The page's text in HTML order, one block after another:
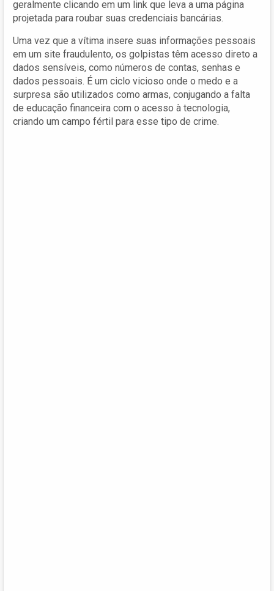
geralmente clicando em um link que leva a uma página
projetada para roubar suas credenciais bancárias.
Uma vez que a vítima insere suas informações pessoais
em um site fraudulento, os golpistas têm acesso direto a
dados sensíveis, como números de contas, senhas e
dados pessoais. É um ciclo vicioso onde o medo e a
surpresa são utilizados como armas, conjugando a falta
de educação financeira com o acesso à tecnologia,
criando um campo fértil para esse tipo de crime.